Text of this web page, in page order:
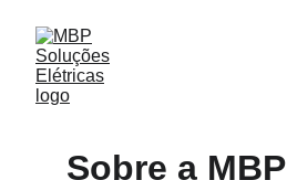
Sobre a MBP